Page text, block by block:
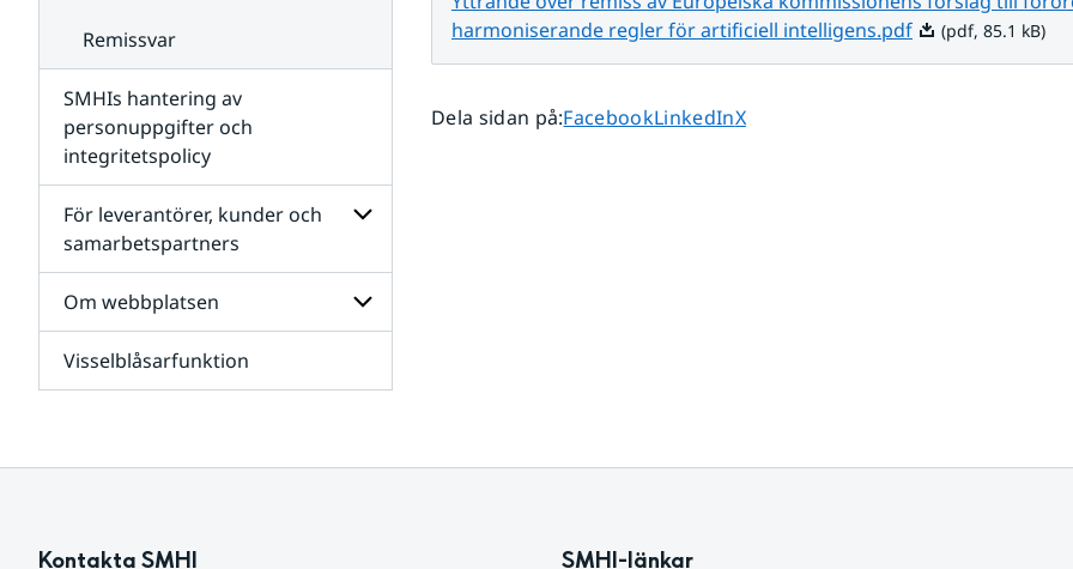
Remissvar
SMHIs hantering av
personuppgifter och
integritetspolicy
För leverantörer, kunder och
samarbetspartners
Undersidor
för
och
Om webbplatsen
för
Visselblåsarfunktion
harmoniserande regler för artificiell intelligens.pdfPdf, 85.1 kB.
(pdf, 85.1 kB)
Dela sidan på:Dela sidan på
FacebookDela sidan på
LinkedInDela sidan på
X
Kontakta SMHI SMHI-länkar